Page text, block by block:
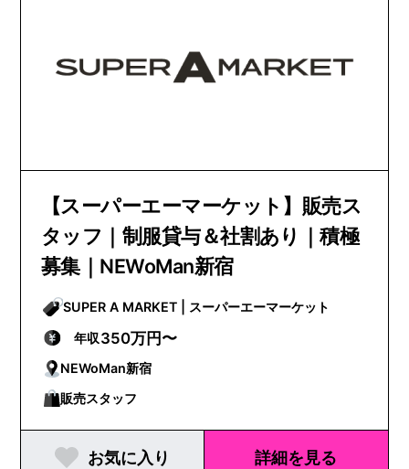
【スーパーエーマーケット】販売ス
タッフ｜制服貸与＆社割あり｜積極
募集｜NEWoMan新宿
SUPER A MARKET | スーパーエーマーケット
年収350万円〜
NEWoMan新宿
販売スタッフ
お気に入り 詳細を見る